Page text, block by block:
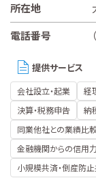
所在地
電話番号
（
提供サービス
会社設立・起業 経
決算・税務申告
納
同業他社との業績比
金融機関からの信用
小規模共済・倒産防